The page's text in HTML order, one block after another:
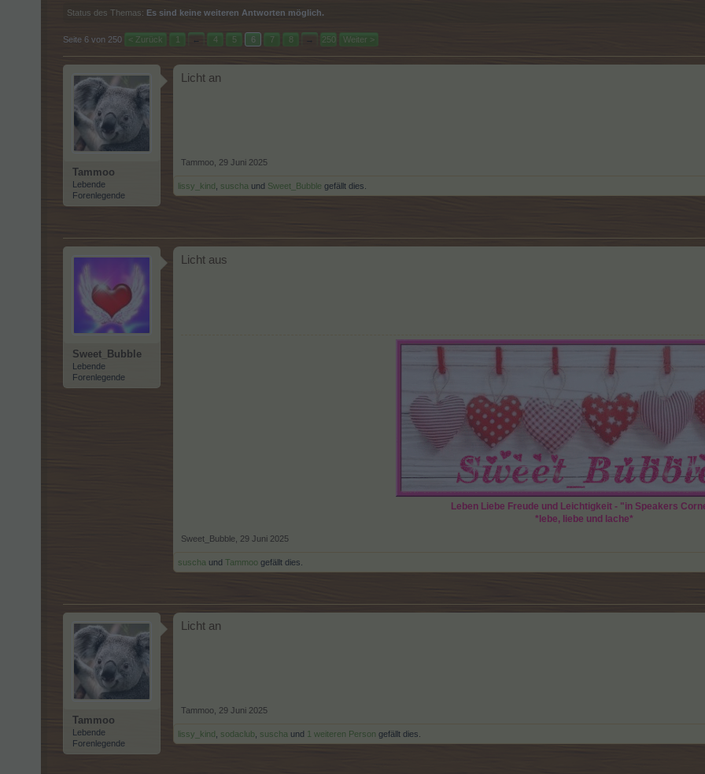
Status des Themas: Es sind keine weiteren Antworten möglich.
Seite 6 von 250 < Zurück 1 ← 4 5 6 7 8 → 250 Weiter >
Tammoo
Lebende
Forenlegende
Licht an
Tammoo 29 Juni 2025
lissy_kind suscha und Sweet_Bubble gefällt dies.
Sweet_Bubble
Lebende
Forenlegende
Licht aus
Leben Liebe Freude und Leichtigkeit - "in Speakers
*lebe, liebe und lache*
Sweet_Bubble 29 Juni 2025
suscha und Tammoo gefällt dies.
Tammoo
Lebende
Forenlegende
Licht an
Tammoo 29 Juni 2025
lissy_kind sodaclub suscha und 1 weiteren Person gefällt dies.